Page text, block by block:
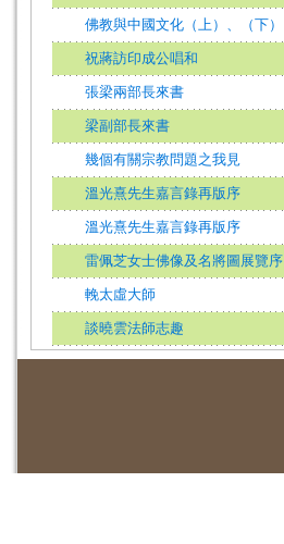
佛教與中國文化（上）、（下）
祝蔣訪印成公唱和
張梁兩部長來書
梁副部長來書
幾個有關宗教問題之我見
溫光熹先生嘉言錄再版序
溫光熹先生嘉言錄再版序
雷佩芝女士佛像及名將圖展覽序
輓太虛大師
談曉雲法師志趣